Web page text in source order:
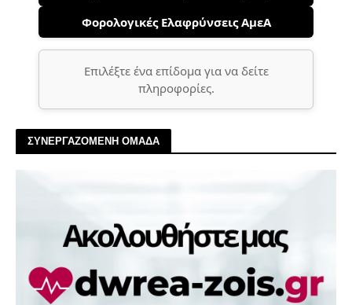
Φορολογικές Ελαφρύνσεις ΑμεΑ
Επιλέξτε ένα επίδομα για να δείτε
πληροφορίες.
ΣΥΝΕΡΓΑΖΟΜΕΝΗ ΟΜΑΔΑ